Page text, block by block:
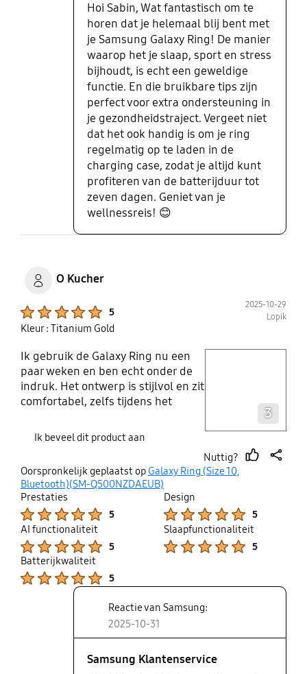
Hoi Sabin, Wat fantastisch om te
horen dat je helemaal blij bent met
je Samsung Galaxy Ring! De manier
waarop het je slaap, sport en stress
bijhoudt, is echt een geweldige
functie. En die bruikbare tips zijn
perfect voor extra ondersteuning in
je gezondheidstraject. Vergeet niet
dat het ook handig is om je ring
regelmatig op te laden in de
charging case, zodat je altijd kunt
profiteren van de batterijduur tot
zeven dagen. Geniet van je
wellnessreis! 😊
O Kucher
5
2025-10-29
Lopik
Kleur : Titanium Gold
Ik gebruik de Galaxy Ring nu een
paar weken en ben echt onder de
indruk. Het ontwerp is stijlvol en zit
comfortabel, zelfs tijdens het
hartslag en stressniveau zijn heel
nauwkeurig en synchroniseren
app. De batterij gaat verrassend
lang mee en het opladen gaat snel.
Ideaal voor iedereen die
gezondheid en technologie wil
combineren op een subtiele
manier. Echt een top aankoop!
3
Ik beveel dit product aan
Nuttig?
Oorspronkelijk geplaatst op Galaxy Ring (Size 10,
Bluetooth)(SM-Q500NZDAEUB)
Prestaties
5
Design
5
AI functionaliteit
5
Slaapfunctionaliteit
5
Batterijkwaliteit
5
Reactie van Samsung:
2025-10-31
Samsung Klantenservice